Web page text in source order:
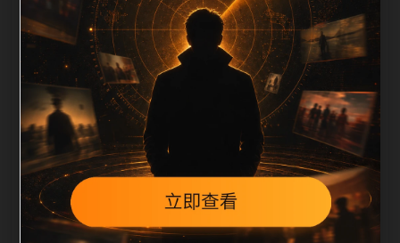
，图片文件名和 alt/title 也跟随主关键词、栏目词和文
章标题生成。如果采集内容缺少图片，将使用同主题默
认图兜底；如果标题过短、描述为空、正文摘要不足或
关键词连续重复，则不进入发布队列。本页还加入常见
问题和站内推荐，帮助用户从一个入口跳转到同类页
面、专题合集和热榜内容，提升停留时间和页面可抓取
性。第2条内容作为初始建设页，重点承担栏目深度补
齐、内链结构完善和后续采集归类的承接作用。